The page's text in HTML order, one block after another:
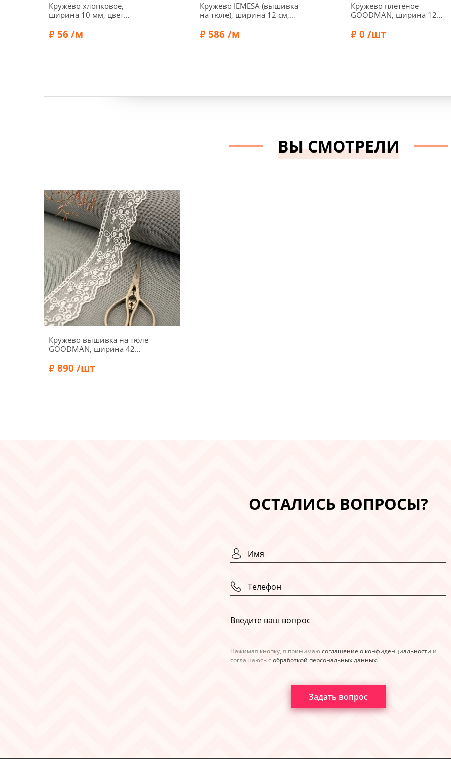
Кружево хлопковое,
ширина 10 мм, цвет
56 /м
Кружево IEMESA (вышивка
на тюле), ширина 12 см,
586 /м
Бренд: IEMESA
Кружево плетеное
GOODMAN, ширина 12
0 /шт
Состав: Хлопок 100%
ВЫ СМОТРЕЛИ
Кружево вышивка на тюле
GOODMAN, ширина 42
молочный
890 /шт
ОСТАЛИСЬ ВОПРОСЫ?
Нажимая кнопку, я принимаюсоглашение о конфиденциальности и
соглашаюсь с обработкой персональных данных.
Задать вопрос